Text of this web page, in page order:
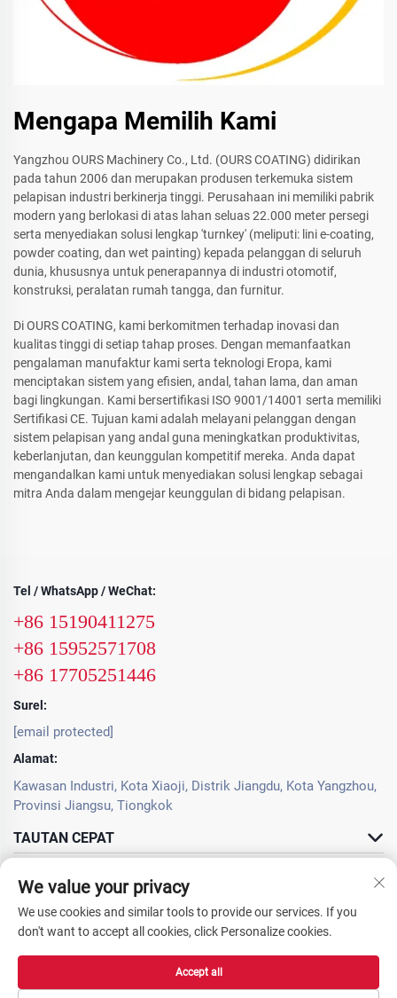
Mengapa Memilih Kami
Yangzhou OURS Machinery Co., Ltd. (OURS COATING) didirikan
pada tahun 2006 dan merupakan produsen terkemuka sistem
pelapisan industri berkinerja tinggi. Perusahaan ini memiliki pabrik
modern yang berlokasi di atas lahan seluas 22.000 meter persegi
serta menyediakan solusi lengkap 'turnkey' (meliputi: lini e-coating,
powder coating, dan wet painting) kepada pelanggan di seluruh
dunia, khususnya untuk penerapannya di industri otomotif,
konstruksi, peralatan rumah tangga, dan furnitur.
Di OURS COATING, kami berkomitmen terhadap inovasi dan
kualitas tinggi di setiap tahap proses. Dengan memanfaatkan
pengalaman manufaktur kami serta teknologi Eropa, kami
menciptakan sistem yang efisien, andal, tahan lama, dan aman
bagi lingkungan. Kami bersertifikasi ISO 9001/14001 serta memiliki
Sertifikasi CE. Tujuan kami adalah melayani pelanggan dengan
sistem pelapisan yang andal guna meningkatkan produktivitas,
keberlanjutan, dan keunggulan kompetitif mereka. Anda dapat
mengandalkan kami untuk menyediakan solusi lengkap sebagai
mitra Anda dalam mengejar keunggulan di bidang pelapisan.
Tel / WhatsApp / WeChat:
+86 15190411275
+86 15952571708
+86 17705251446
Surel:
[email protected]
Alamat:
Kawasan Industri, Kota Xiaoji, Distrik Jiangdu, Kota Yangzhou,
Provinsi Jiangsu, Tiongkok
TAUTAN CEPAT
PRODUK
Hak Cipta © 2025 Yangzhou OURS Machinery Co., Ltd. Seluruh hak dilindungi
undang-undang. -Kebijakan Privasi
We value your privacy
We use cookies and similar tools to provide our services. If you
don't want to accept all cookies, click Personalize cookies.
Accept all